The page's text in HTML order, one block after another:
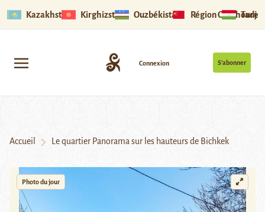
Kazakhstan Kirghizstan Ouzbékistan Région Ouïghoure
S’abonner
Connexion
Accueil Le quartier Panorama sur les hauteurs de Bichkek
Photo du jour